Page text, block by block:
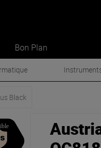
Bon Plan
Black